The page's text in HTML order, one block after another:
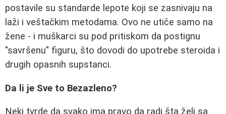
postavile su standarde lepote koji se zasnivaju na
laži i veštačkim metodama. Ovo ne utiče samo na
žene - i muškarci su pod pritiskom da postignu
"savršenu" figuru, što dovodi do upotrebe steroida i
drugih opasnih supstanci.
Da li je Sve to Bezazleno?
Neki tvrde da svako ima pravo da radi šta želi sa